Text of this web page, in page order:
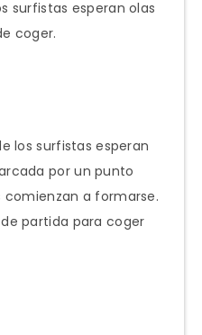
surfistas esperan olas
coger.
los surfistas esperan
por un punto
a formarse.
partida para coger